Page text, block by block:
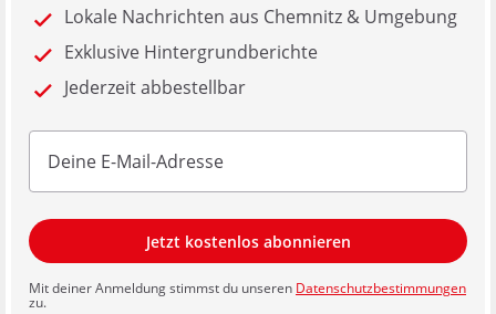
Lokale Nachrichten aus Chemnitz & Umgebung
Exklusive Hintergrundberichte
Jederzeit abbestellbar
Jetzt kostenlos abonnieren
Mit deiner Anmeldung stimmst du unseren Datenschutzbestimmungen
zu.